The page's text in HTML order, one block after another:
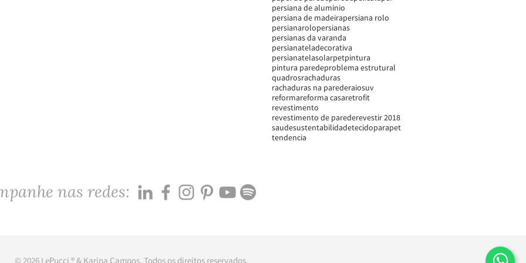
persiana de aluminio
persiana de madeirapersiana rolo
persianarolopersianas
persianas da varanda
persianateladecorativa
persianatelasolarpetpintura
pintura paredeproblema estrutural
quadrosrachaduras
rachaduras na parederaiosuv
reformareforma casaretrofit
revestimento
revestimento de parederevestir 2018
saudesustentabilidadetecidoparapet
tendencia
nas redes:
© 2026 LePucci ® & Karina Campos. Todos os direitos reservados.